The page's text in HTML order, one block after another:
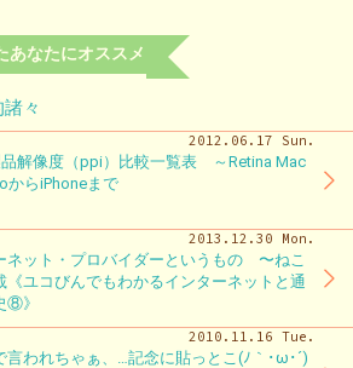
あなたにオススメ
々
2012.06.17 Sun.
解像度（ppi）比較一覧表 ～Retina Mac
からiPhoneまで
2013.12.30 Mon.
ネット・プロバイダーというもの 〜ねこ
《ユコびんでもわかるインターネットと通
⑧》
2010.11.16 Tue.
言われちゃぁ、…記念に貼っとこ(ﾉ｀･ω･´)